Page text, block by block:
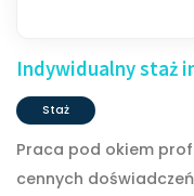
Indywidualny staż
Staż
Praca pod okiem
cennych